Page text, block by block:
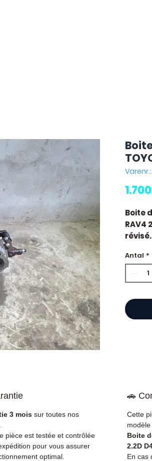
Boite
RAV4
sur
Antal *
3 mois sur toutes nos
pièce est testée et contrôlée
pour vous assurer
optimal.
🚗
Cette
Boite
2.2D
En cas